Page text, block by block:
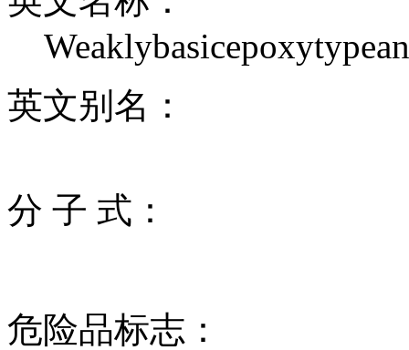
英文别名：
分 子 式：
危险品标志：